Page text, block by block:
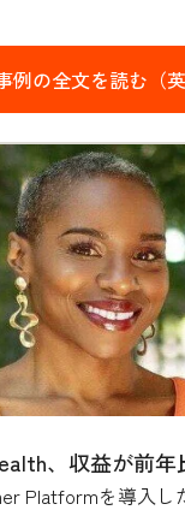
例の全文を読む（英
、収益が前年
Platformを導入し